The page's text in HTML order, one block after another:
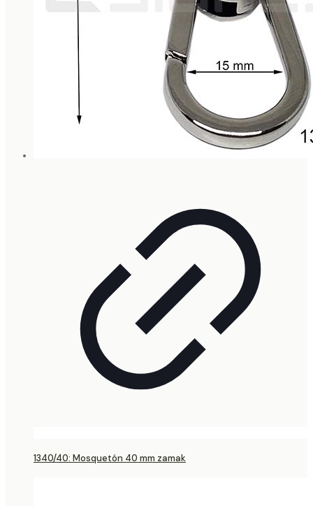
1340/40: Mosquetón 40 mm zamak